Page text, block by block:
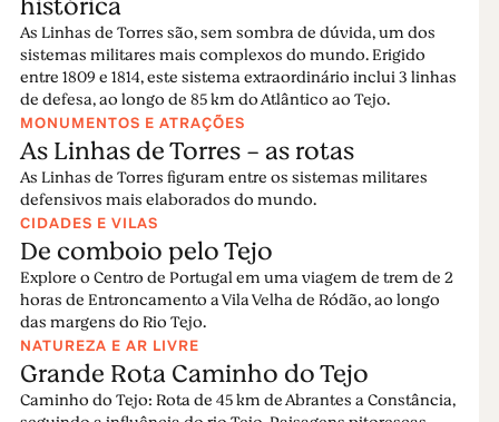
navegação.
Igrejas listadas como monumentos nacionais e casa
de curiosidades por desvendar, Abrantes é uma
cidade plena de encantos, não turística. E mesmo ao
lado, encontra-se a belíssima vila de Constância,
detentora de outro castelo magnífico. Quer o Tejo,
quer o Zêzere, a norte de Abrantes, possuem praias
fluviais, e as suas águas tranquilas são seguras para
navegar em kayak ou em canoa, no Verão.
Ler mais
As Linhas de Torres são, sem sombra de dúvida, um dos
sistemas militares mais complexos do mundo. Erigido
entre 1809 e 1814, este sistema extraordinário inclui 3 linhas
de defesa, ao longo de 85 km do Atlântico ao Tejo.
MONUMENTOS E ATRAÇÕES
As Linhas de Torres - as rotas
As Linhas de Torres figuram entre os sistemas militares
defensivos mais elaborados do mundo.
CIDADES E VILAS
De comboio pelo Tejo
Explore o Centro de Portugal em uma viagem de trem de 2
horas de Entroncamento a Vila Velha de Ródão, ao longo
das margens do Rio Tejo.
NATUREZA E AR LIVRE
Grande Rota Caminho do Tejo
Caminho do Tejo: Rota de 45 km de Abrantes a Constância,